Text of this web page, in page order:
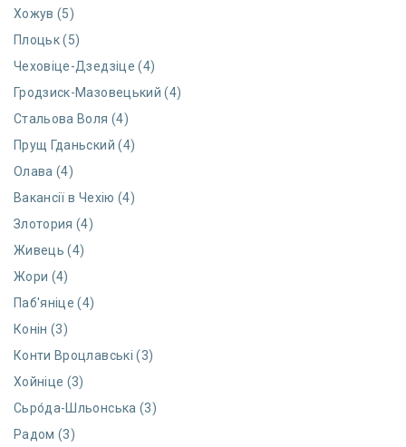
Хожув (5)
Плоцьк (5)
Чеховіце-Дзедзіце (4)
Гродзиск-Мазовецький (4)
Стальова Воля (4)
Прущ Гданьский (4)
Олава (4)
Вакансії в Чехію (4)
Злотория (4)
Живець (4)
Жори (4)
Паб'яніце (4)
Конін (3)
Конти Вроцлавські (3)
Хойніце (3)
Сьро́да-Шльонська (3)
Радом (3)